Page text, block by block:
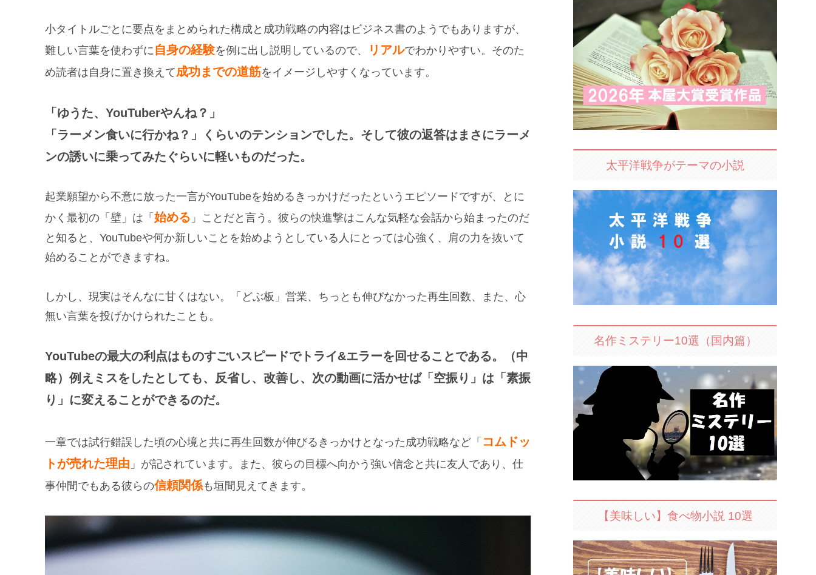
小タイトルごとに要点をまとめられた構成と成功戦略の内容はビジネス書のようでもありますが、
難しい言葉を使わずに 自身の経験を例に出し説明しているので、 リアルでわかりやすい。そのた
め読者は自身に置き換えて成功までの道筋をイメージしやすくなっています。
「ゆうた、YouTuberやんね？」
「ラーメン食いに行かね？」くらいのテンションでした。そして彼の返答はまさにラーメ
ンの誘いに乗ってみたぐらいに軽いものだった。
起業願望から不意に放った一言がYouTubeを始めるきっかけだったというエピソードですが、とに
かく最初の「壁」は「 始める 」ことだと言う。彼らの快進撃はこんな気軽な会話から始まったのだ
と知ると、YouTubeや何か新しいことを始めようとしている人にとっては心強く、肩の力を抜いて
始めることができますね。
しかし、現実はそんなに甘くはない。「どぶ板」営業、ちっとも伸びなかった再生回数、また、心
無い言葉を投げかけられたことも。
YouTubeの最大の利点はものすごいスピードでトライ&エラーを回せることである。（中
略）例えミスをしたとしても、反省し、改善し、次の動画に活かせば「空振り」は「素振
り」に変えることができるのだ。
一章では試行錯誤した頃の心境と共に再生回数が伸びるきっかけとなった成功戦略など「 コムドッ
トが売れた理由 」が記されています。また、彼らの目標へ向かう強い信念と共に友人であり、仕
事仲間でもある彼らの信頼関係も垣間見えてきます。
太平洋戦争がテーマの小説
名作ミステリー10選（国内篇）
【美味しい】食べ物小説 10選